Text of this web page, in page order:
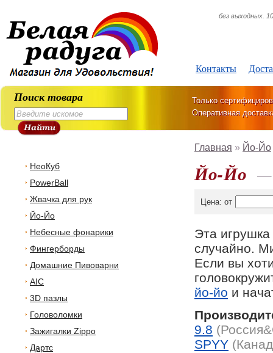
Контакты
без выходных.
Поиск товара
Только
Оперативная
НеоКуб
PowerBall
Жвачка для рук
Йо-Йо
Небесные фонарики
Фингерборды
Домашние Пивоварни
AIC
3D пазлы
Головоломки
Зажигалки Zippo
Дартс
Главная » Йо-Йо
Йо-Йо —
Цена: от
Эта
случайно.
Если вы
йо-йо и
9.8
SPYY